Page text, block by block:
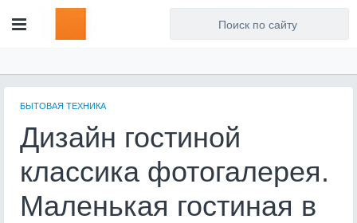
БЫТОВАЯ ТЕХНИКА
Дизайн гостиной
классика фотогалерея.
Маленькая гостиная в
Для любых предложений по
сайту: artist71@cp9.ru